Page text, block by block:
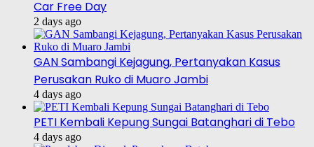
Car Free Day
2 days ago
GAN Sambangi Kejagung, Pertanyakan Kasus
Perusakan Ruko di Muaro Jambi
4 days ago
PETI Kembali Kepung Sungai Batanghari di Tebo
4 days ago